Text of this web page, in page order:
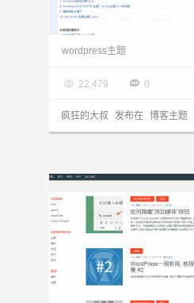
wordpress主题
 22,479  0
疯狂的大叔 发布在 博客主题